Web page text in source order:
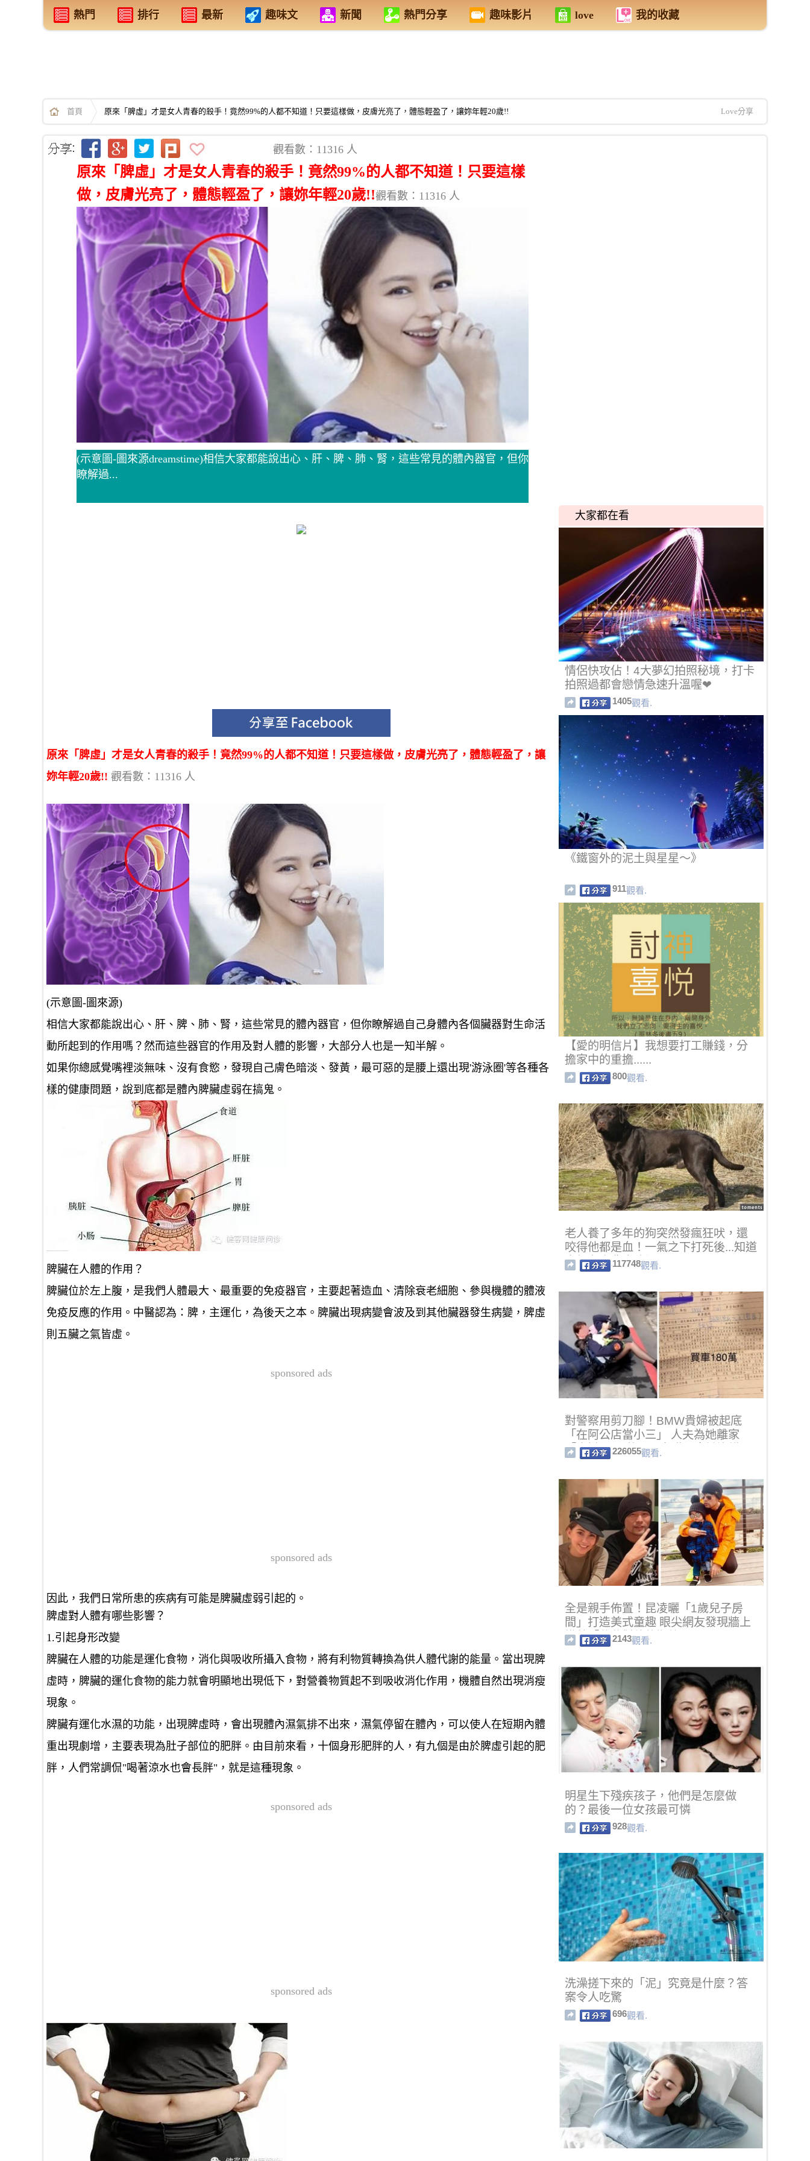
熱門 排行 最新 趣味文 新聞 熱門分享 趣味影片 love 我的收藏
首頁 原來「脾虛」才是女人青春的殺手！竟然99%的人都不知道！只要這樣做，皮膚光亮了，體態輕盈了，讓妳年輕20歲!! Love分享
觀看數：11316 人
原來「脾虛」才是女人青春的殺手！竟然99%的人都不知道！只要這樣
做，皮膚光亮了，體態輕盈了，讓妳年輕20歲!!觀看數：11316 人
(示意圖-圖來源dreamstime)相信大家都能說出心、肝、脾、肺、腎，這些常見的體內器官，但你
瞭解過...
原來「脾虛」才是女人青春的殺手！竟然99%的人都不知道！只要這樣做，皮膚光亮了，體態輕盈了，讓
妳年輕20歲!! 觀看數：11316 人
(示意圖-圖來源)
相信大家都能說出心、肝、脾、肺、腎，這些常見的體內器官，但你瞭解過自己身體內各個臟器對生命活
動所起到的作用嗎？然而這些器官的作用及對人體的影響，大部分人也是一知半解。
如果你總感覺嘴裡淡無味、沒有食慾，發現自己膚色暗淡、發黃，最可惡的是腰上還出現'游泳圈'等各種各
樣的健康問題，說到底都是體內脾臟虛弱在搞鬼。
脾臟在人體的作用？
脾臟位於左上腹，是我們人體最大、最重要的免疫器官，主要起著造血、清除衰老細胞、參與機體的體液
免疫反應的作用。中醫認為：脾，主運化，為後天之本。脾臟出現病變會波及到其他臟器發生病變，脾虛
則五臟之氣皆虛。
sponsored ads
sponsored ads
因此，我們日常所患的疾病有可能是脾臟虛弱引起的。
脾虛對人體有哪些影響？
1.引起身形改變
脾臟在人體的功能是運化食物，消化與吸收所攝入食物，將有利物質轉換為供人體代謝的能量。當出現脾
虛時，脾臟的運化食物的能力就會明顯地出現低下，對營養物質起不到吸收消化作用，機體自然出現消瘦
現象。
脾臟有運化水濕的功能，出現脾虛時，會出現體內濕氣排不出來，濕氣停留在體內，可以使人在短期內體
重出現劇增，主要表現為肚子部位的肥胖。由目前來看，十個身形肥胖的人，有九個是由於脾虛引起的肥
胖，人們常調侃"喝著涼水也會長胖"，就是這種現象。
sponsored ads
sponsored ads
大家都在看
情侶快攻佔！4大夢幻拍照秘境，打卡
拍照過都會戀情急速升溫喔❤
1405觀看.
《鐵窗外的泥土與星星～》
911觀看.
【愛的明信片】我想要打工賺錢，分
擔家中的重擔......
800觀看.
老人養了多年的狗突然發瘋狂吠，還
咬得他都是血！一氣之下打死後...知道
真相老人悲痛欲絕！
117748觀看.
對警察用剪刀腳！BMW貴婦被起底
「在阿公店當小三」 人夫為她離家
「豪撒4200萬」子女嘆：拿她沒轍
226055觀看.
全是親手佈置！昆凌曬「1歲兒子房
間」打造美式童趣 眼尖網友發現牆上
掛著「爸爸對他的期望」
2143觀看.
明星生下殘疾孩子，他們是怎麼做
的？最後一位女孩最可憐
928觀看.
洗澡搓下來的「泥」究竟是什麼？答
案令人吃驚
696觀看.